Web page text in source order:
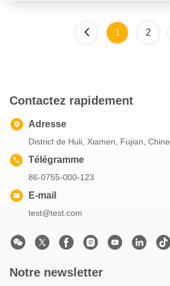
1 2
Contactez rapidement
Adresse
District de Huli, Xiamen, Fujian, Chine
Télégramme
86-0755-000-123
E-mail
test@test.com
Notre newsletter